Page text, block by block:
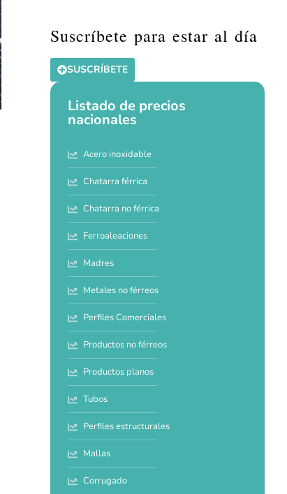
Suscríbete para estar al día
SUSCRÍBETE
Listado de precios
nacionales
Acero inoxidable
Chatarra férrica
Chatarra no férrica
Ferroaleaciones
Madres
Metales no férreos
Perfiles Comerciales
Productos no férreos
Productos planos
Tubos
Perfiles estructurales
Mallas
Corrugado